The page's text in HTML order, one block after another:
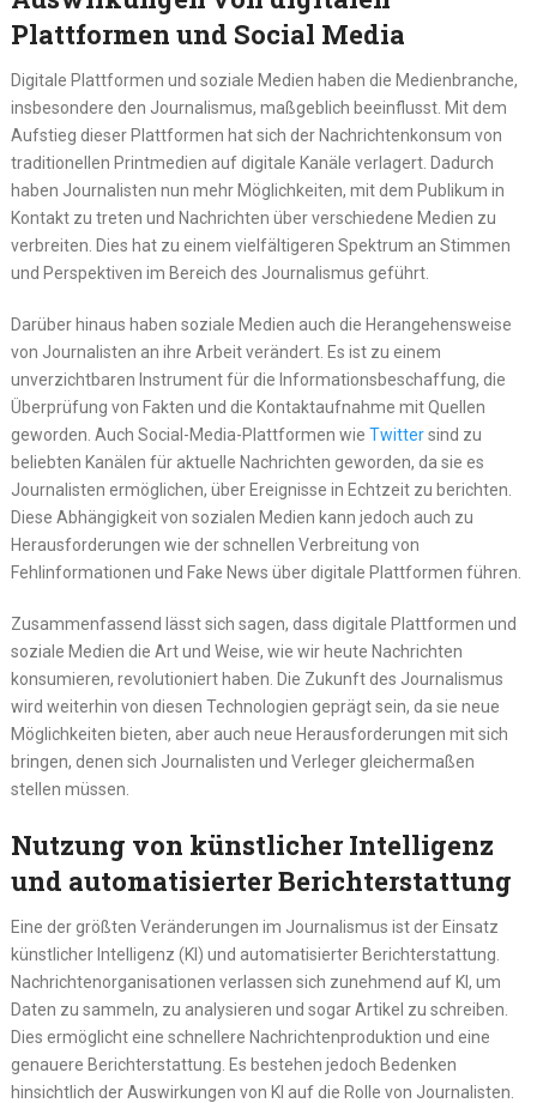
Plattformen und Social Media
Digitale Plattformen und soziale Medien haben die Medienbranche,
insbesondere den Journalismus, maßgeblich beeinflusst. Mit dem
Aufstieg dieser Plattformen hat sich der Nachrichtenkonsum von
traditionellen Printmedien auf digitale Kanäle verlagert. Dadurch
haben Journalisten nun mehr Möglichkeiten, mit dem Publikum in
Kontakt zu treten und Nachrichten über verschiedene Medien zu
verbreiten. Dies hat zu einem vielfältigeren Spektrum an Stimmen
und Perspektiven im Bereich des Journalismus geführt.
Darüber hinaus haben soziale Medien auch die Herangehensweise
von Journalisten an ihre Arbeit verändert. Es ist zu einem
unverzichtbaren Instrument für die Informationsbeschaffung, die
Überprüfung von Fakten und die Kontaktaufnahme mit Quellen
geworden. Auch Social-Media-Plattformen wie Twittersind zu
beliebten Kanälen für aktuelle Nachrichten geworden, da sie es
Journalisten ermöglichen, über Ereignisse in Echtzeit zu berichten.
Diese Abhängigkeit von sozialen Medien kann jedoch auch zu
Herausforderungen wie der schnellen Verbreitung von
Fehlinformationen und Fake News über digitale Plattformen führen.
Zusammenfassend lässt sich sagen, dass digitale Plattformen und
soziale Medien die Art und Weise, wie wir heute Nachrichten
konsumieren, revolutioniert haben. Die Zukunft des Journalismus
wird weiterhin von diesen Technologien geprägt sein, da sie neue
Möglichkeiten bieten, aber auch neue Herausforderungen mit sich
bringen, denen sich Journalisten und Verleger gleichermaßen
stellen müssen.
Nutzung von künstlicher Intelligenz
und automatisierter Berichterstattung
Eine der größten Veränderungen im Journalismus ist der Einsatz
künstlicher Intelligenz (KI) und automatisierter Berichterstattung.
Nachrichtenorganisationen verlassen sich zunehmend auf KI, um
Daten zu sammeln, zu analysieren und sogar Artikel zu schreiben.
Dies ermöglicht eine schnellere Nachrichtenproduktion und eine
genauere Berichterstattung. Es bestehen jedoch Bedenken
hinsichtlich der Auswirkungen von KI auf die Rolle von Journalisten.